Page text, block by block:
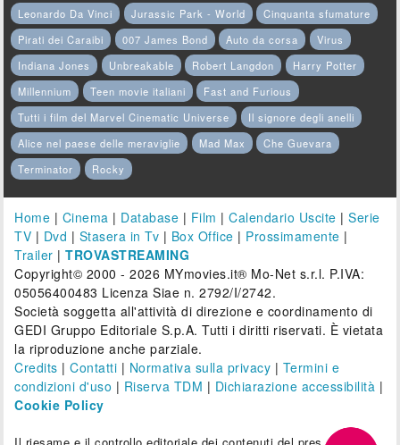
Leonardo Da Vinci
Jurassic Park - World
Cinquanta sfumature
Pirati dei Caraibi
007 James Bond Auto da corsa
Virus
Indiana Jones
Unbreakable Robert Langdon
Harry Potter
Millennium
Teen movie italiani
Fast and Furious
Tutti i film del Marvel Cinematic Universe
Il signore degli anelli
Alice nel paese delle meraviglie
Mad Max
Che Guevara
Terminator
Rocky
Home | Cinema | Database | Film |Calendario Uscite |Serie
TV | Dvd | Stasera in Tv | Box Office | Prossimamente |
Trailer |TROVASTREAMING
Copyright© 2000 - 2026 MYmovies.it® Mo-Net s.r.l. P.IVA:
05056400483 Licenza Siae n. 2792/I/2742.
Società soggetta all'attività di direzione e coordinamento di
GEDI Gruppo Editoriale S.p.A. Tutti i diritti riservati. È vietata
la riproduzione anche parziale.
Credits |Contatti | Normativa sulla privacy | Termini e
condizioni d'uso | Riserva TDM | Dichiarazione accessibilità |
Cookie Policy